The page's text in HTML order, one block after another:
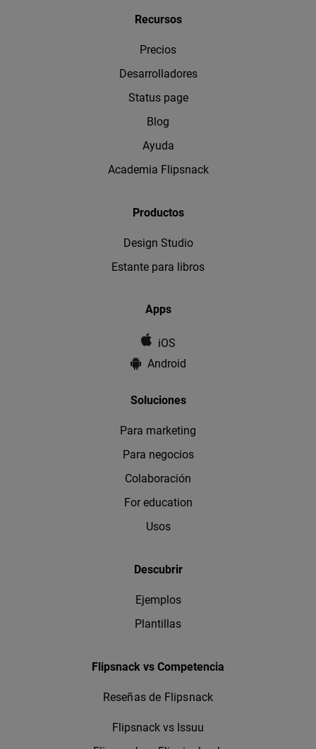
Recursos
Precios
Desarrolladores
Status page
Blog
Ayuda
Academia Flipsnack
Productos
Design Studio
Estante para libros
Apps
iOS
Android
Soluciones
Para marketing
Para negocios
Colaboración
For education
Usos
Descubrir
Ejemplos
Plantillas
Flipsnack vs Competencia
Reseñas de Flipsnack
Flipsnack vs Issuu